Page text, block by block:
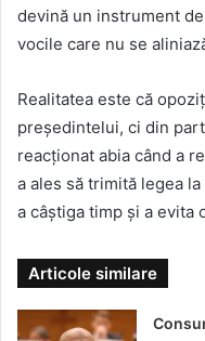
devină un instrument
vocile care nu se
Realitatea este că
președintelui, ci din
reacționat abia când a
a ales să trimită legea
a câștiga timp și a evita
Articole similare